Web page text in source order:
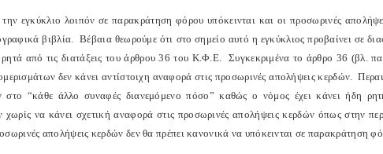
εγκύκλιο λοιπόν σε παρακράτηση φόρου υπόκεινται και οι προσωρινές
βιβλία. Βέβαια θεωρούμε ότι στο σημείο αυτό η εγκύκλιος προβαίνει σε
ρητά από τις διατάξεις του άρθρου 36 του Κ.Φ.Ε.
Συγκεκριμένα το άρθρο 36 (βλ.
δεν κάνει αντίστοιχη αναφορά στις προσωρινές απολήψεις κερδών.
στο “κάθε άλλο συναφές διανεμόμενο πόσο” καθώς ο νόμος έχει κάνει ήδη
χωρίς να κάνει σχετική αναφορά στις προσωρινές απολήψεις κερδών όπως στην
απολήψεις κερδών δεν θα πρέπει κανονικά να υπόκεινται σε παρακράτηση